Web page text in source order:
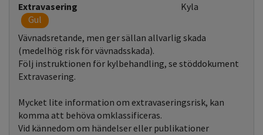
Extravasering
Gul
Kyla
Vävnadsretande, men ger sällan allvarlig skada
(medelhög risk för vävnadsskada).
Följ instruktionen för kylbehandling, se stöddokument
Extravasering.
Mycket lite information om extravaseringsrisk, kan
komma att behöva omklassificeras.
Vid kännedom om händelser eller publikationer